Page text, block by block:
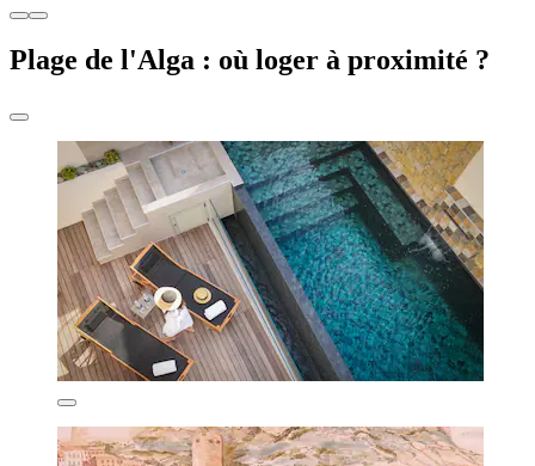
Plage de l'Alga : où loger à proximité ?